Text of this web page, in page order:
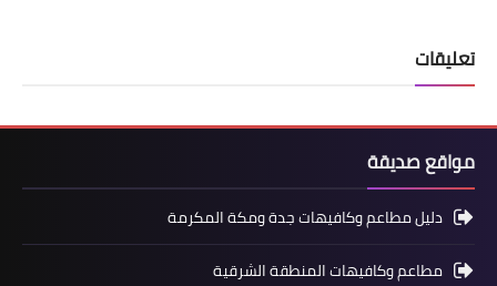
تعليقات
مواقع صديقة
دليل مطاعم وكافيهات جدة ومكة المكرمة
مطاعم وكافيهات المنطقة الشرقية